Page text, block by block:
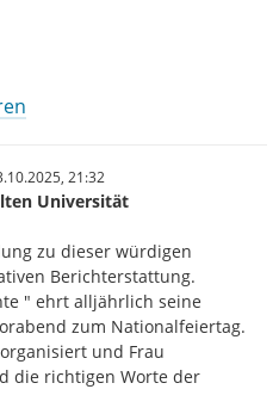
21:32
Universität
zu dieser würdigen
Berichterstattung.
" ehrt alljährlich seine
zum Nationalfeiertag.
und Frau
die richtigen Worte der